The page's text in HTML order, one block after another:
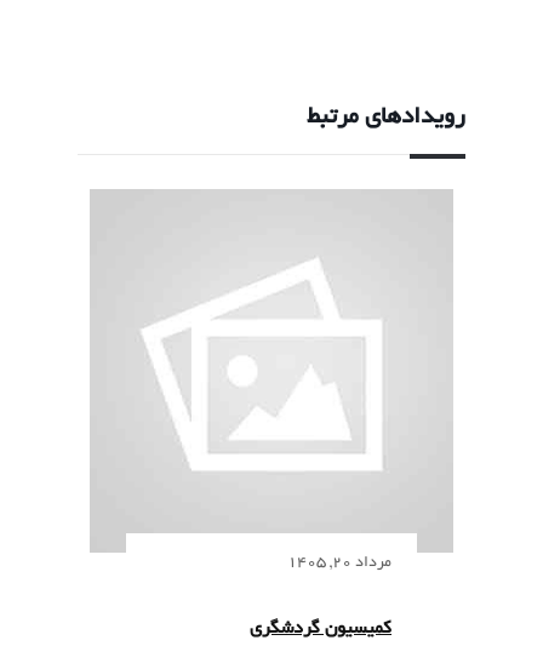
رویدادهای مرتبط
مرداد 20, 1405
کمیسیون گردشگری